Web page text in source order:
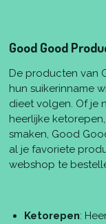
Good Good
De producten van
hun suikerinname
dieet volgen. Of je
heerlijke
smaken, Good
al je favoriete
webshop te
Ketorepen: